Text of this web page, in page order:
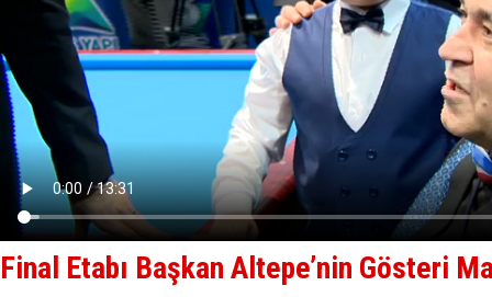
Final Etabı Başkan Altepe’nin Gösteri